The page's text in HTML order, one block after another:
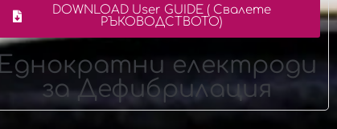
DOWNLOAD User GUIDE ( Свалете
РЪКОВОДСТВОТО)
Еднократни електроди
за Дефибрилация